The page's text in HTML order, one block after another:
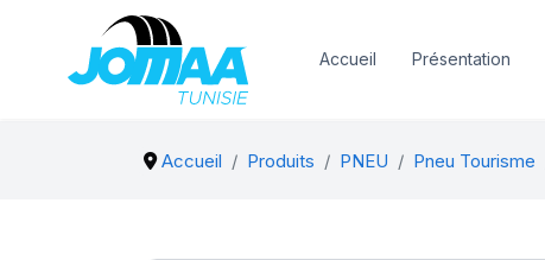
Accueil Présentation
Accueil Produits PNEU Pneu Tourisme